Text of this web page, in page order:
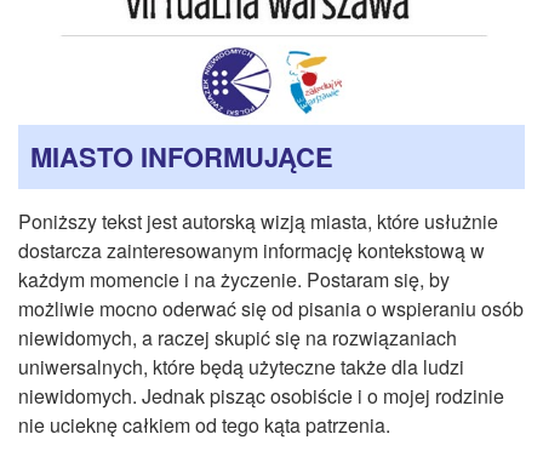
CZASOPISMA
INSTYTUT TYFLOLOGICZNY
KONTAKT
1,5%
MIASTO INFORMUJĄCE
Poniższy tekst jest autorską wizją miasta, które usłużnie
dostarcza zainteresowanym informację kontekstową w
każdym momencie i na życzenie. Postaram się, by
możliwie mocno oderwać się od pisania o wspieraniu osób
niewidomych, a raczej skupić się na rozwiązaniach
uniwersalnych, które będą użyteczne także dla ludzi
niewidomych. Jednak pisząc osobiście i o mojej rodzinie
nie ucieknę całkiem od tego kąta patrzenia.